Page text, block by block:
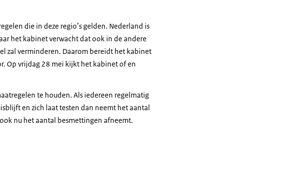
die in deze regio’s gelden. Nederland is
het kabinet verwacht dat ook in de andere
zal verminderen. Daarom bereidt het kabinet
Op vrijdag 28 mei kijkt het kabinet of en
te houden. Als iedereen regelmatig
en zich laat testen dan neemt het aantal
nu het aantal besmettingen afneemt.